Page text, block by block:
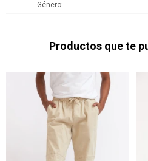
Género
Productos que te